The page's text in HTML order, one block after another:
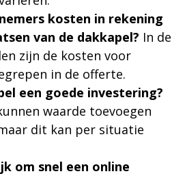
kosten in rekening
van de dakkapel? In de
zijn de kosten voor
in de offerte.
een goede investering?
waarde toevoegen
dit kan per situatie
om snel een online